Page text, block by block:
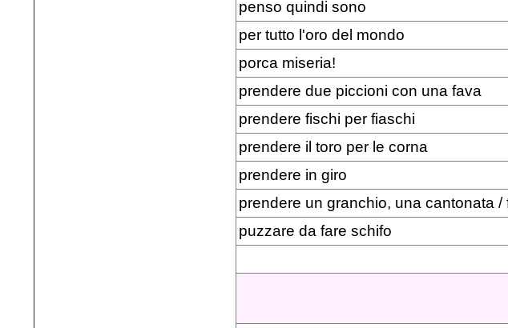
penso quindi sono
per tutto l'oro del mondo
porca miseria!
prendere due piccioni con una fava
prendere fischi per fiaschi
prendere il toro per le corna
prendere in giro
prendere un granchio, una cantonata /
puzzare da fare schifo